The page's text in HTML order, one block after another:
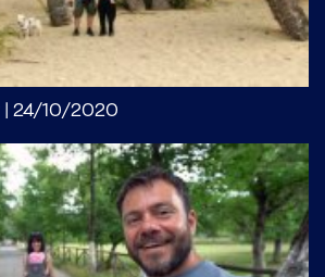
κείμενο προς αναζήτηση
| 24/10/2020